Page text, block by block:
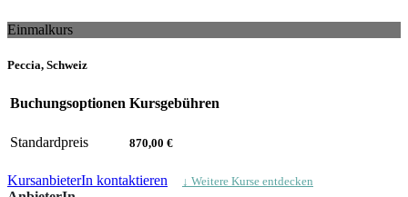
Einmalkurs
Peccia, Schweiz
Buchungsoptionen Kursgebühren
Standardpreis 870,00 €
KursanbieterIn kontaktieren ↓ Weitere Kurse entdecken